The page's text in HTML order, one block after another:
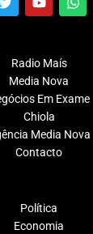
Radio Maís
Media Nova
Em Exame
Chiola
Media Nova
Contacto
Política
Economia